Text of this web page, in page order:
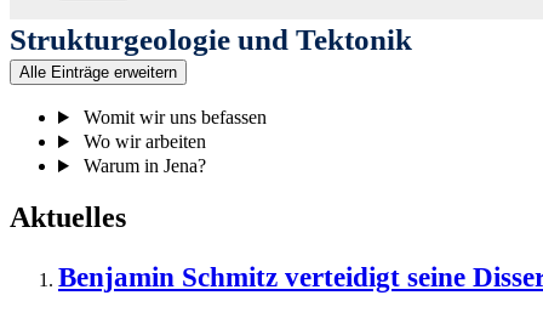
Strukturgeologie und Tektonik
Alle Einträge erweitern
Womit wir uns befassen
Wo wir arbeiten
Warum in Jena?
Aktuelles
Benjamin Schmitz verteidigt seine